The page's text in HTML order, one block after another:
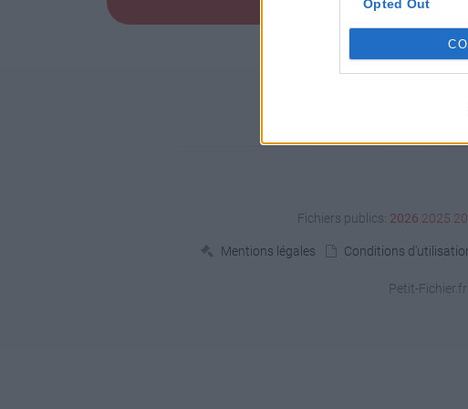
Opted Out
Fichiers publics: 2026 2025
Mentions légales Conditions
Petit-